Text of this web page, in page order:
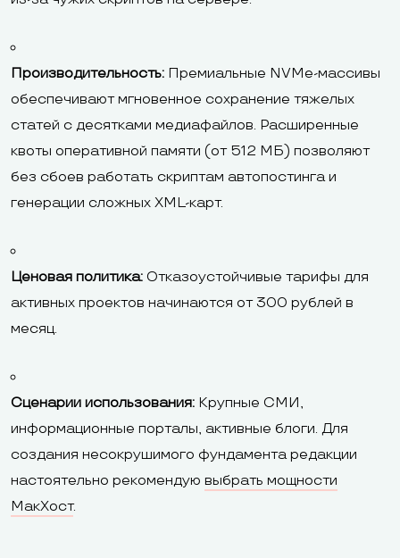
Производительность: Премиальные NVMe-массивы
обеспечивают мгновенное сохранение тяжелых
статей с десятками медиафайлов. Расширенные
квоты оперативной памяти (от 512 МБ) позволяют
без сбоев работать скриптам автопостинга и
генерации сложных XML-карт.
Ценовая политика: Отказоустойчивые тарифы для
активных проектов начинаются от 300 рублей в
месяц.
Сценарии использования: Крупные СМИ,
информационные порталы, активные блоги. Для
создания несокрушимого фундамента редакции
настоятельно рекомендую выбрать мощности
МакХост.